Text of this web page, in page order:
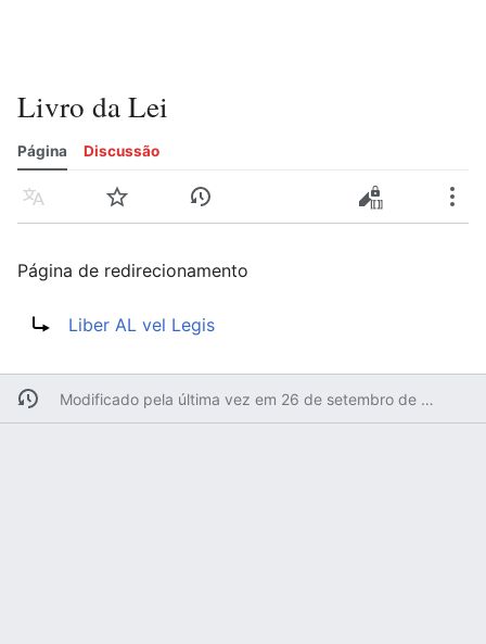
Livro da Lei
Página Discussão
Idioma Vigiar Histórico Editar código-fonte
Página de redirecionamento
Liber AL vel Legis
Modificado pela última vez em 26 de setembro de 2006 às 23h24min